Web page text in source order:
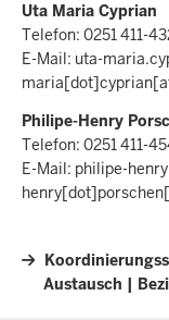
Uta Maria Cyprian
Telefon: 0251 411-
E-Mail: uta-
Philipe-Henry
Telefon: 0251 411-
E-Mail: philipe-
Austausch |